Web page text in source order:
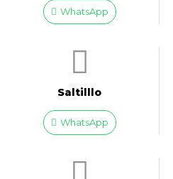
WhatsApp
Saltilllo
WhatsApp